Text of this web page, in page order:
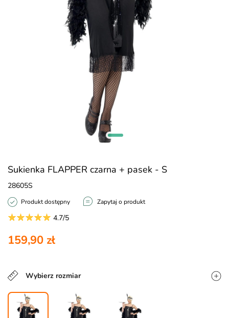
Sukienka FLAPPER czarna + pasek - S
28605S
Produkt dostępny Zapytaj o produkt
4.7/5
159,90 zł
Wybierz rozmiar